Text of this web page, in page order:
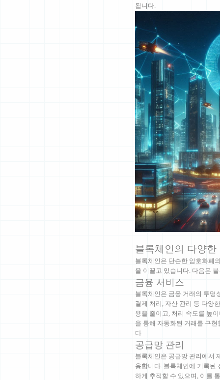
됩니다.
블록체인의 다양한
블록체인은 단순한 암호화폐
을 이끌고 있습니다. 다음은
금융 서비스
블록체인은 금융 거래의 투명
결제 처리, 자산 관리 등 다양
용을 줄이고, 처리 속도를 높
을 통해 자동화된 거래를 구
다.
공급망 관리
블록체인은 공급망 관리에서
용합니다. 블록체인에 기록된
하게 추적할 수 있으며, 이를